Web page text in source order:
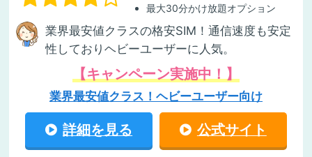
最大30分かけ放題オプション
業界最安値クラスの格安SIM！通信速度も安定
性しておりヘビーユーザーに人気。
【キャンペーン実施中！】
業界最安値クラス！ヘビーユーザー向け
詳細を見る 公式サイト